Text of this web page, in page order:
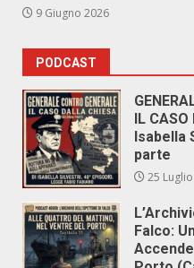
9 Giugno 2026
PODCAST
IL CASO
Isabella
parte
25
Falco: